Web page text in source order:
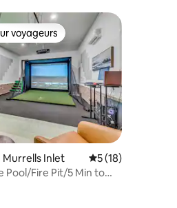
base de 7 commentaires : 5 sur 5
les plus appréciés
voyageurs
Murrells Inlet Évaluation
5 (18)
Pool/Fire Pit/5 Min to